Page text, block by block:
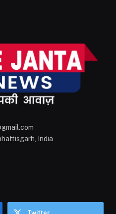
India